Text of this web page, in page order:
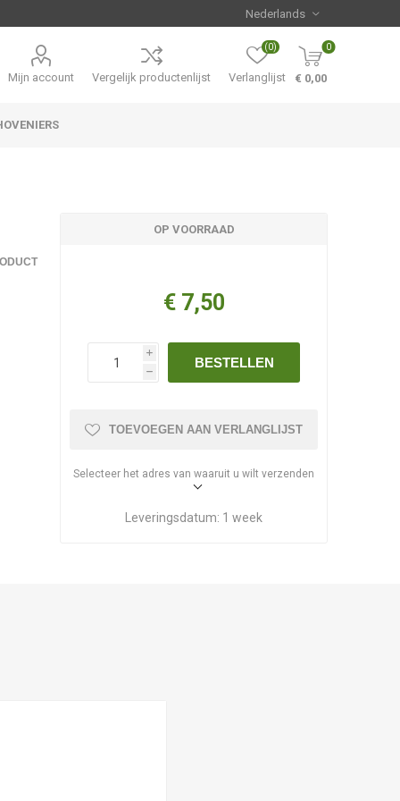
Mijn account Vergelijk productenlijst Verlanglijst
(0) 0
€ 0,00
OP VOORRAAD
€ 7,50
i
h
BESTELLEN
TOEVOEGEN AAN VERLANGLIJST
Selecteer het adres van waaruit u wilt verzenden
Leveringsdatum: 1 week